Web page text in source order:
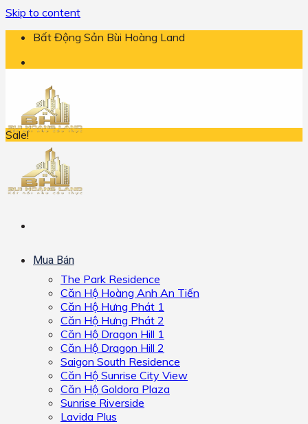
Skip to content
Bất Động Sản Bùi Hoàng Land
Mua Bán
The Park Residence
Căn Hộ Hoàng Anh An Tiến
Căn Hộ Hưng Phát 1
Căn Hộ Hưng Phát 2
Căn Hộ Dragon Hill 1
Căn Hộ Dragon Hill 2
Saigon South Residence
Căn Hộ Sunrise City View
Căn Hộ Goldora Plaza
Sunrise Riverside
Lavida Plus
Sale!